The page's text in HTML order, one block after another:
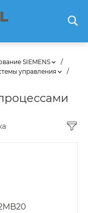
SIEMENS
/
управления
/